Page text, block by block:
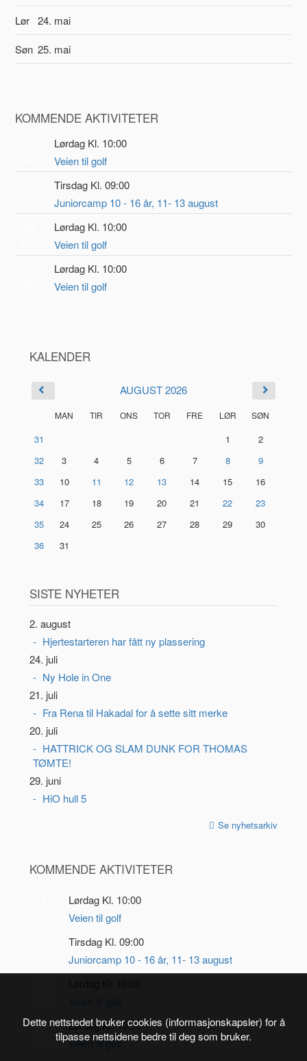
Lør 24. mai
Søn 25. mai
KOMMENDE AKTIVITETER
Lørdag Kl. 10:00
Veien til golf
Tirsdag Kl. 09:00
Juniorcamp 10 - 16 år, 11- 13 august
Lørdag Kl. 10:00
Veien til golf
Lørdag Kl. 10:00
Veien til golf
KALENDER
AUGUST 2026
MAN TIR ONS TOR FRE LØR SØN
31 1
2
32
3 4 5 6 7 8
9
33
10 11 12 13 14 15
16
34
17 18 19 20 21 22
23
35
24 25 26 27 28 29
30
36
31
SISTE NYHETER
2. august
Hjertestarteren har fått ny plassering
24. juli
Ny Hole in One
21. juli
Fra Rena til Hakadal for å sette sitt merke
20. juli
HATTRICK OG SLAM DUNK FOR THOMAS
TØMTE!
29. juni
HiO hull 5
Se nyhetsarkiv
KOMMENDE AKTIVITETER
Lørdag Kl. 10:00
Veien til golf
Tirsdag Kl. 09:00
Juniorcamp 10 - 16 år, 11- 13 august
5
Lørdag Kl. 10:00
Veien til golf
Dette nettstedet bruker cookies (informasjonskapsler) for å
tilpasse nettsidene bedre til deg som bruker.